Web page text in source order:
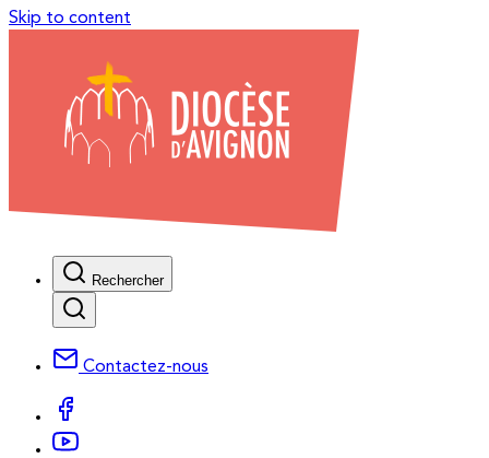
Skip to content
Rechercher
Contactez-nous